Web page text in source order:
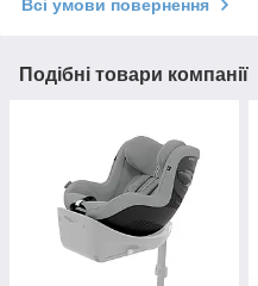
Всі умови повернення
Подібні товари компанії